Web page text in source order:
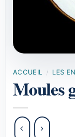
ACCUEIL / LES
Moules